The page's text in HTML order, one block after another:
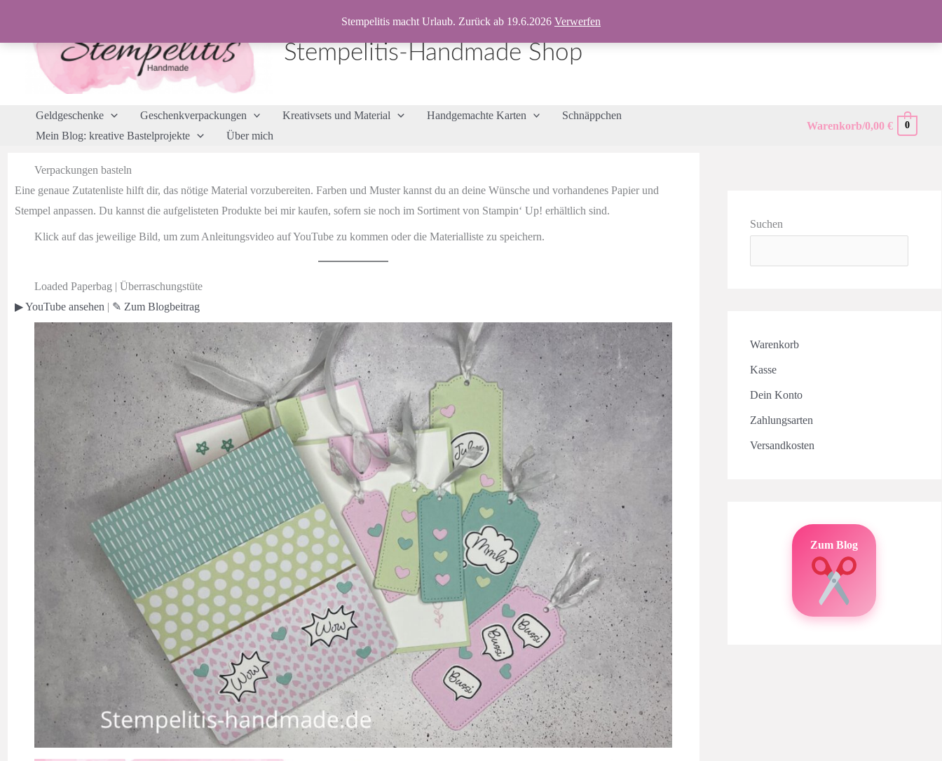
Stempelitis macht Urlaub. Zurück ab 19.6.2026 Verwerfen
springen
Stempelitis-Handmade Shop
Geldgeschenke Geschenkverpackungen Kreativsets und Material Handgemachte Karten
Schnäppchen
Mein Blog: kreative Bastelprojekte
Über mich
Warenkorb/0,00€ 0
Verpackungen basteln
Eine genaue Zutatenliste hilft dir, das nötige Material vorzubereiten. Farben und Muster kannst du an deine Wünsche und vorhandenes Papier und
Stempel anpassen. Du kannst die aufgelisteten Produkte bei mir kaufen, sofern sie noch im Sortiment von Stampin‘ Up! erhältlich sind.
Klick auf das jeweilige Bild, um zum Anleitungsvideo auf YouTube zu kommen oder die Materialliste zu speichern.
Loaded Paperbag | Überraschungstüte
▶ YouTube ansehen | ✎ Zum Blogbeitrag
Suchen
Warenkorb
Kasse
Dein Konto
Zahlungsarten
Versandkosten
Zum Blog